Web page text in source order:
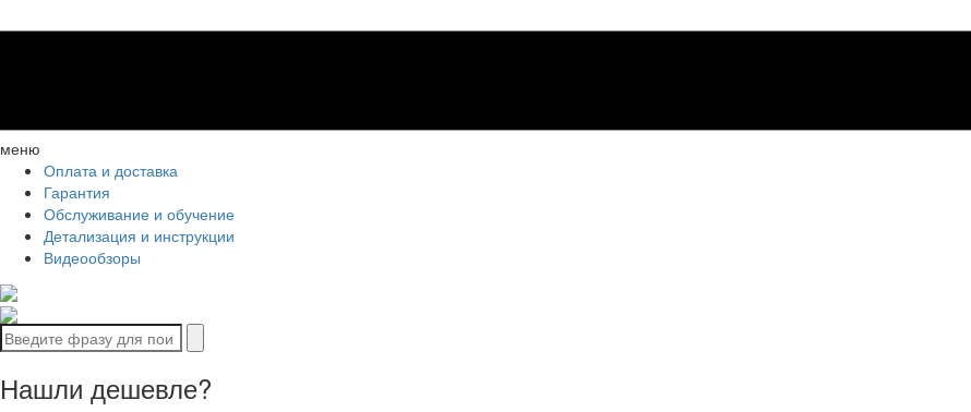
меню
Оплата и доставка
Гарантия
Обслуживание и обучение
Детализация и инструкции
Видеообзоры
Нашли дешевле?